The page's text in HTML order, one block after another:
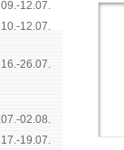
09.-12.07.
10.-12.07.
16.-26.07.
02.08.
17.-19.07.